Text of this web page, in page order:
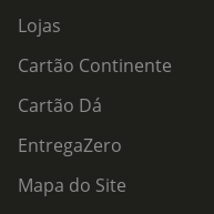
Lojas
Cartão Continente
Cartão Dá
EntregaZero
Mapa do Site